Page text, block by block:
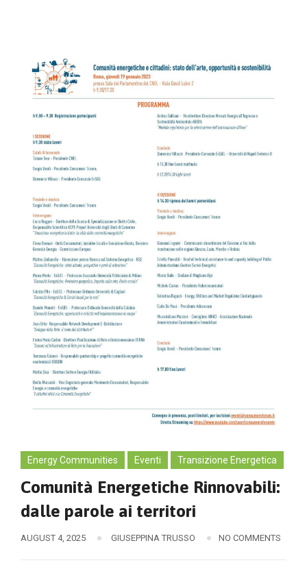
Energy Communities Eventi Transizione Energetica
Comunità Energetiche Rinnovabili:
dalle parole ai territori
AUGUST 4, 2025 GIUSEPPINA TRUSSO NO COMMENTS